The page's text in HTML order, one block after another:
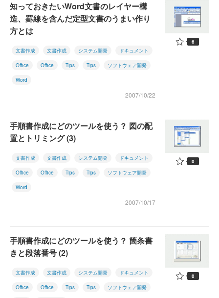
知っておきたいWord文書のレイヤー構
造、罫線を含んだ定型文書のうまい作り
方とは
文書作成 文書作成 システム開発 ドキュメント
Office Office Tips Tips ソフトウェア開発
Word
2007/10/22
6
手順書作成にどのツールを使う？ 図の配
置とトリミング (3)
文書作成 文書作成 システム開発 ドキュメント
Office Office Tips Tips ソフトウェア開発
Word
2007/10/17
0
手順書作成にどのツールを使う？ 箇条書
きと段落番号 (2)
文書作成 文書作成 システム開発 ドキュメント
Office Office Tips Tips ソフトウェア開発
0